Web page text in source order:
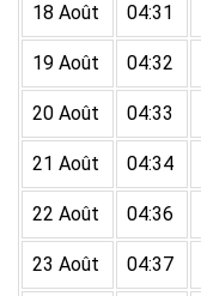
18 Août 04:31
19 Août 04:32
20 Août 04:33
21 Août 04:34
22 Août 04:36
23 Août 04:37